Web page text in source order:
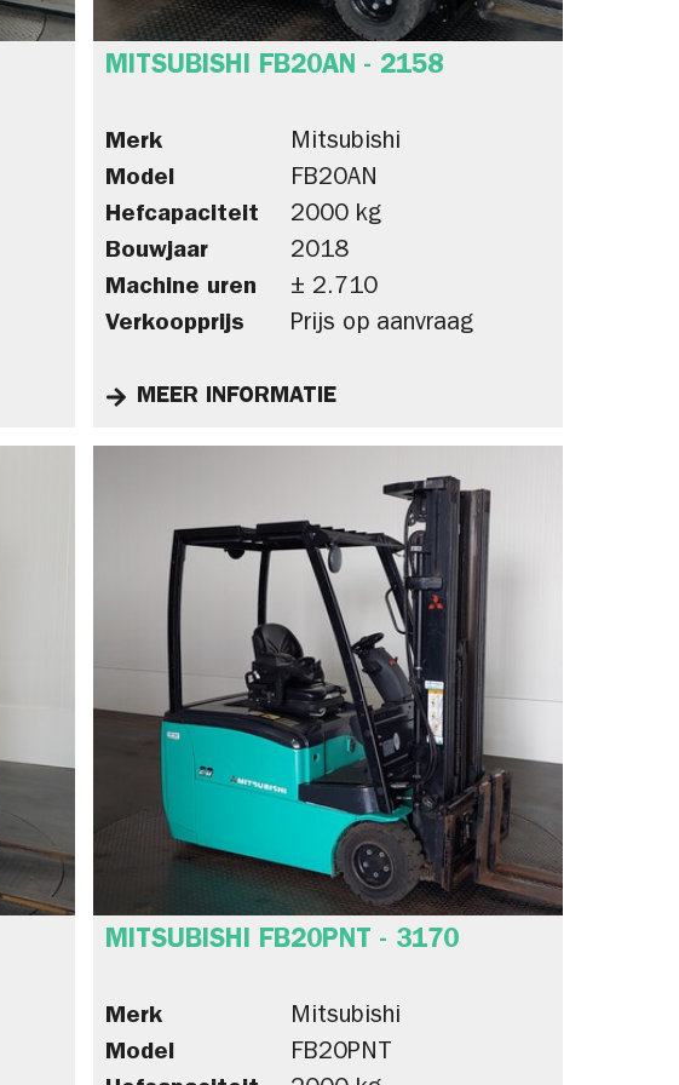
MITSUBISHI FB20AN - 2158
Merk
Mitsubishi
Model
FB20AN
Hefcapaciteit
2000 kg
Bouwjaar
2018
Machine uren
± 2.710
Verkoopprijs
Prijs op aanvraag
MEER INFORMATIE
MITSUBISHI FB20PNT - 3170
Merk
Mitsubishi
Model
FB20PNT